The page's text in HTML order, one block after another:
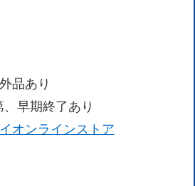
品あり
早期終了あり
オンラインストア